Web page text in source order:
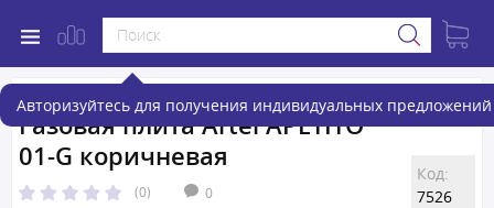
Авторизуйтесь для получения индивидуальных предложений
Газовая плита Artel APETITO
01-G коричневая
(0) 0
Код:
7526